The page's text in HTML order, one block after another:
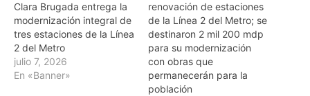
Clara Brugada entrega la
modernización integral de
tres estaciones de la Línea
2 del Metro
julio 7, 2026
En «Banner»
renovación de estaciones
de la Línea 2 del Metro; se
destinaron 2 mil 200 mdp
para su modernización
con obras que
permanecerán para la
población